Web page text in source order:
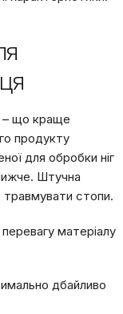
– що краще
продукту
для обробки ніг
Штучна
травмувати стопи.
матеріалу
дбайливо